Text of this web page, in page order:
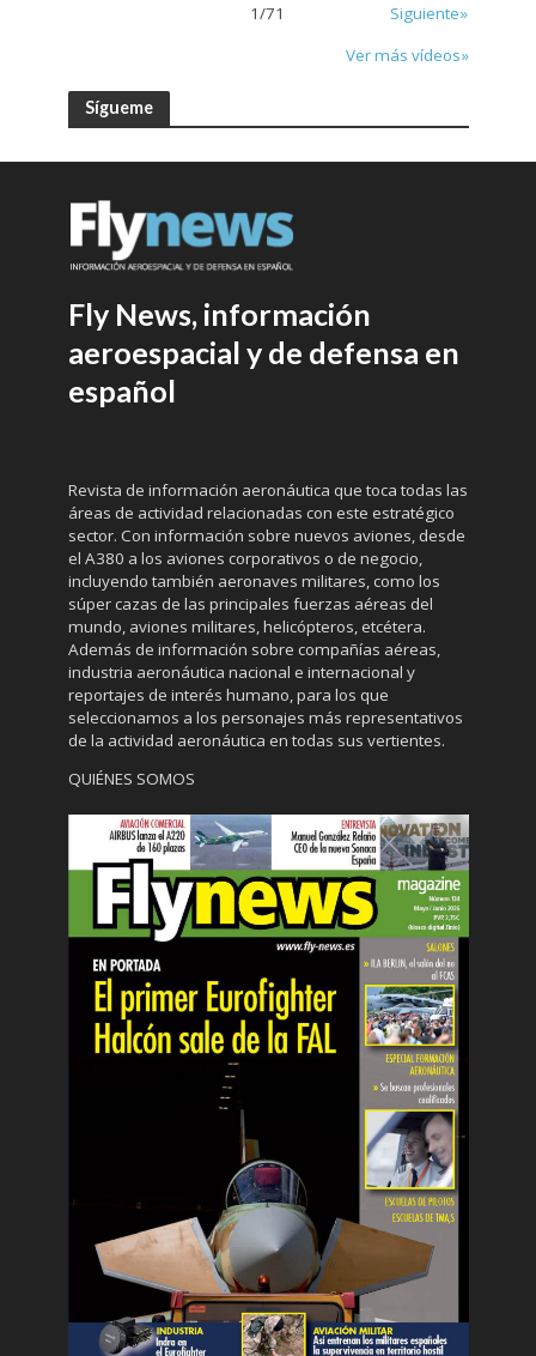
1/71
Siguiente»
Ver más vídeos»
Sígueme
Fly News, información
aeroespacial y de defensa en
español
Revista de información aeronáutica que toca todas las
áreas de actividad relacionadas con este estratégico
sector. Con información sobre nuevos aviones, desde
el A380 a los aviones corporativos o de negocio,
incluyendo también aeronaves militares, como los
súper cazas de las principales fuerzas aéreas del
mundo, aviones militares, helicópteros, etcétera.
Además de información sobre compañías aéreas,
industria aeronáutica nacional e internacional y
reportajes de interés humano, para los que
seleccionamos a los personajes más representativos
de la actividad aeronáutica en todas sus vertientes.
QUIÉNES SOMOS